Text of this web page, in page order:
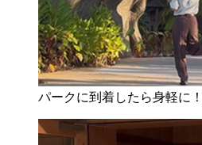
パークに到着したら身軽に！